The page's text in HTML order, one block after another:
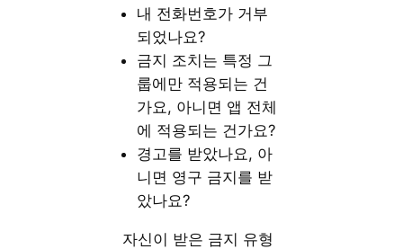
내 전화번호가 거부
되었나요?
금지 조치는 특정 그
룹에만 적용되는 건
가요, 아니면 앱 전체
에 적용되는 건가요?
경고를 받았나요, 아
니면 영구 금지를 받
았나요?
자신이 받은 금지 유형